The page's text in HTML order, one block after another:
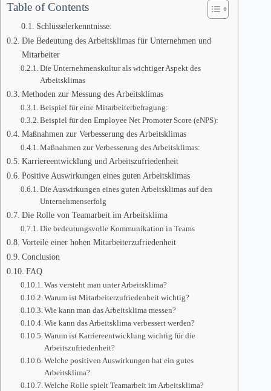
Table of Contents
Schlüsselerkenntnisse:
Die Bedeutung des Arbeitsklimas für Unternehmen und
Mitarbeiter
Die Unternehmenskultur als wichtiger Aspekt des
Arbeitsklimas
Methoden zur Messung des Arbeitsklimas
Beispiel für eine Mitarbeiterbefragung:
Beispiel für den Employee Net Promoter Score (eNPS):
Maßnahmen zur Verbesserung des Arbeitsklimas
Maßnahmen zur Verbesserung des Arbeitsklimas:
Karriereentwicklung und Arbeitszufriedenheit
Positive Auswirkungen eines guten Arbeitsklimas
Die Auswirkungen eines guten Arbeitsklimas auf den
Unternehmenserfolg
Die Rolle von Teamarbeit im Arbeitsklima
Die bedeutungsvolle Kommunikation in Teams
Vorteile einer hohen Mitarbeiterzufriedenheit
Conclusion
FAQ
Was versteht man unter Arbeitsklima?
Warum ist Mitarbeiterzufriedenheit wichtig?
Wie kann man das Arbeitsklima messen?
Wie kann das Arbeitsklima verbessert werden?
Warum ist Karriereentwicklung wichtig für die
Arbeitszufriedenheit?
Welche positiven Auswirkungen hat ein gutes
Arbeitsklima?
Welche Rolle spielt Teamarbeit im Arbeitsklima?